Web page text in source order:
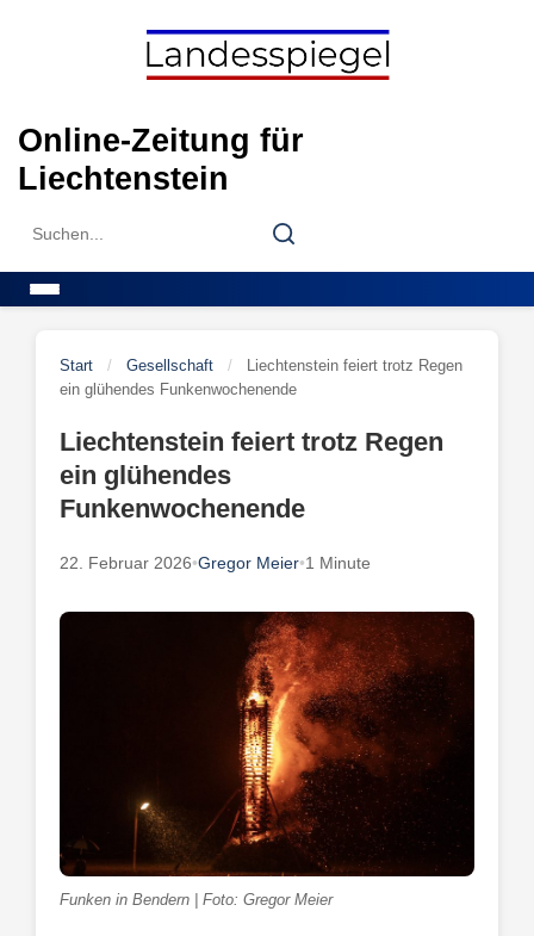
Online-Zeitung für
Liechtenstein
Search
Search
Start / Gesellschaft /
Liechtenstein feiert trotz Regen
ein glühendes Funkenwochenende
Liechtenstein feiert trotz Regen
ein glühendes
Funkenwochenende
22. Februar 2026•Gregor Meier•1 Minute
Funken in Bendern | Foto: Gregor Meier